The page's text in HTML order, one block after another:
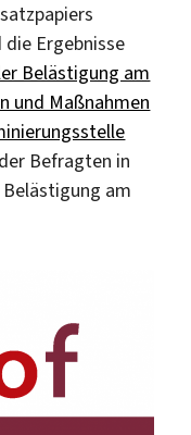
Ergebnisse
Belästigung am
und Maßnahmen
Befragten in
am